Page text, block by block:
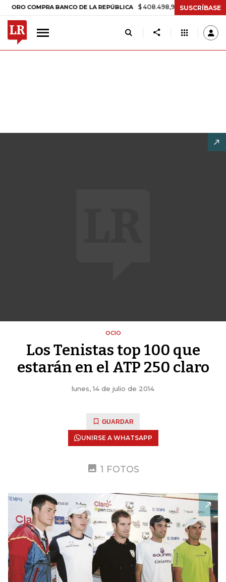
COMPRA BANCO DE LA REPÚBLICA $ 408.498,97 +$ 8.753,81 +2,19%
SUSCRÍBASE
OCIO
Los Tenistas top 100 que
estarán en el ATP 250 claro
lunes, 14 de julio de 2014
GUARDAR
UNIRSE A WHATSAPP
1 FOTOS